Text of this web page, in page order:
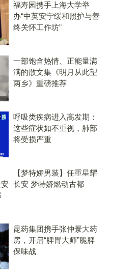
福寿园携手上海大学举
办“中英安宁缓和照护与善
终关怀工作坊”
一部饱含热情、正能量满
满的散文集《明月从此望
两乡》重磅推荐
呼吸类疾病进入高发期：
这些症状如不重视，肺部
将受损严重
【梦特娇男装】任重星耀
长安 梦特娇燃动古都
昆药集团携手张仲景大药
房，开启“脾胃大师”脆脾
保味战